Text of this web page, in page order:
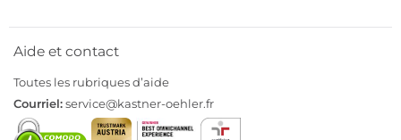
Aide et contact
Toutes les rubriques d’aide
Courriel:service@kastner-oehler.fr